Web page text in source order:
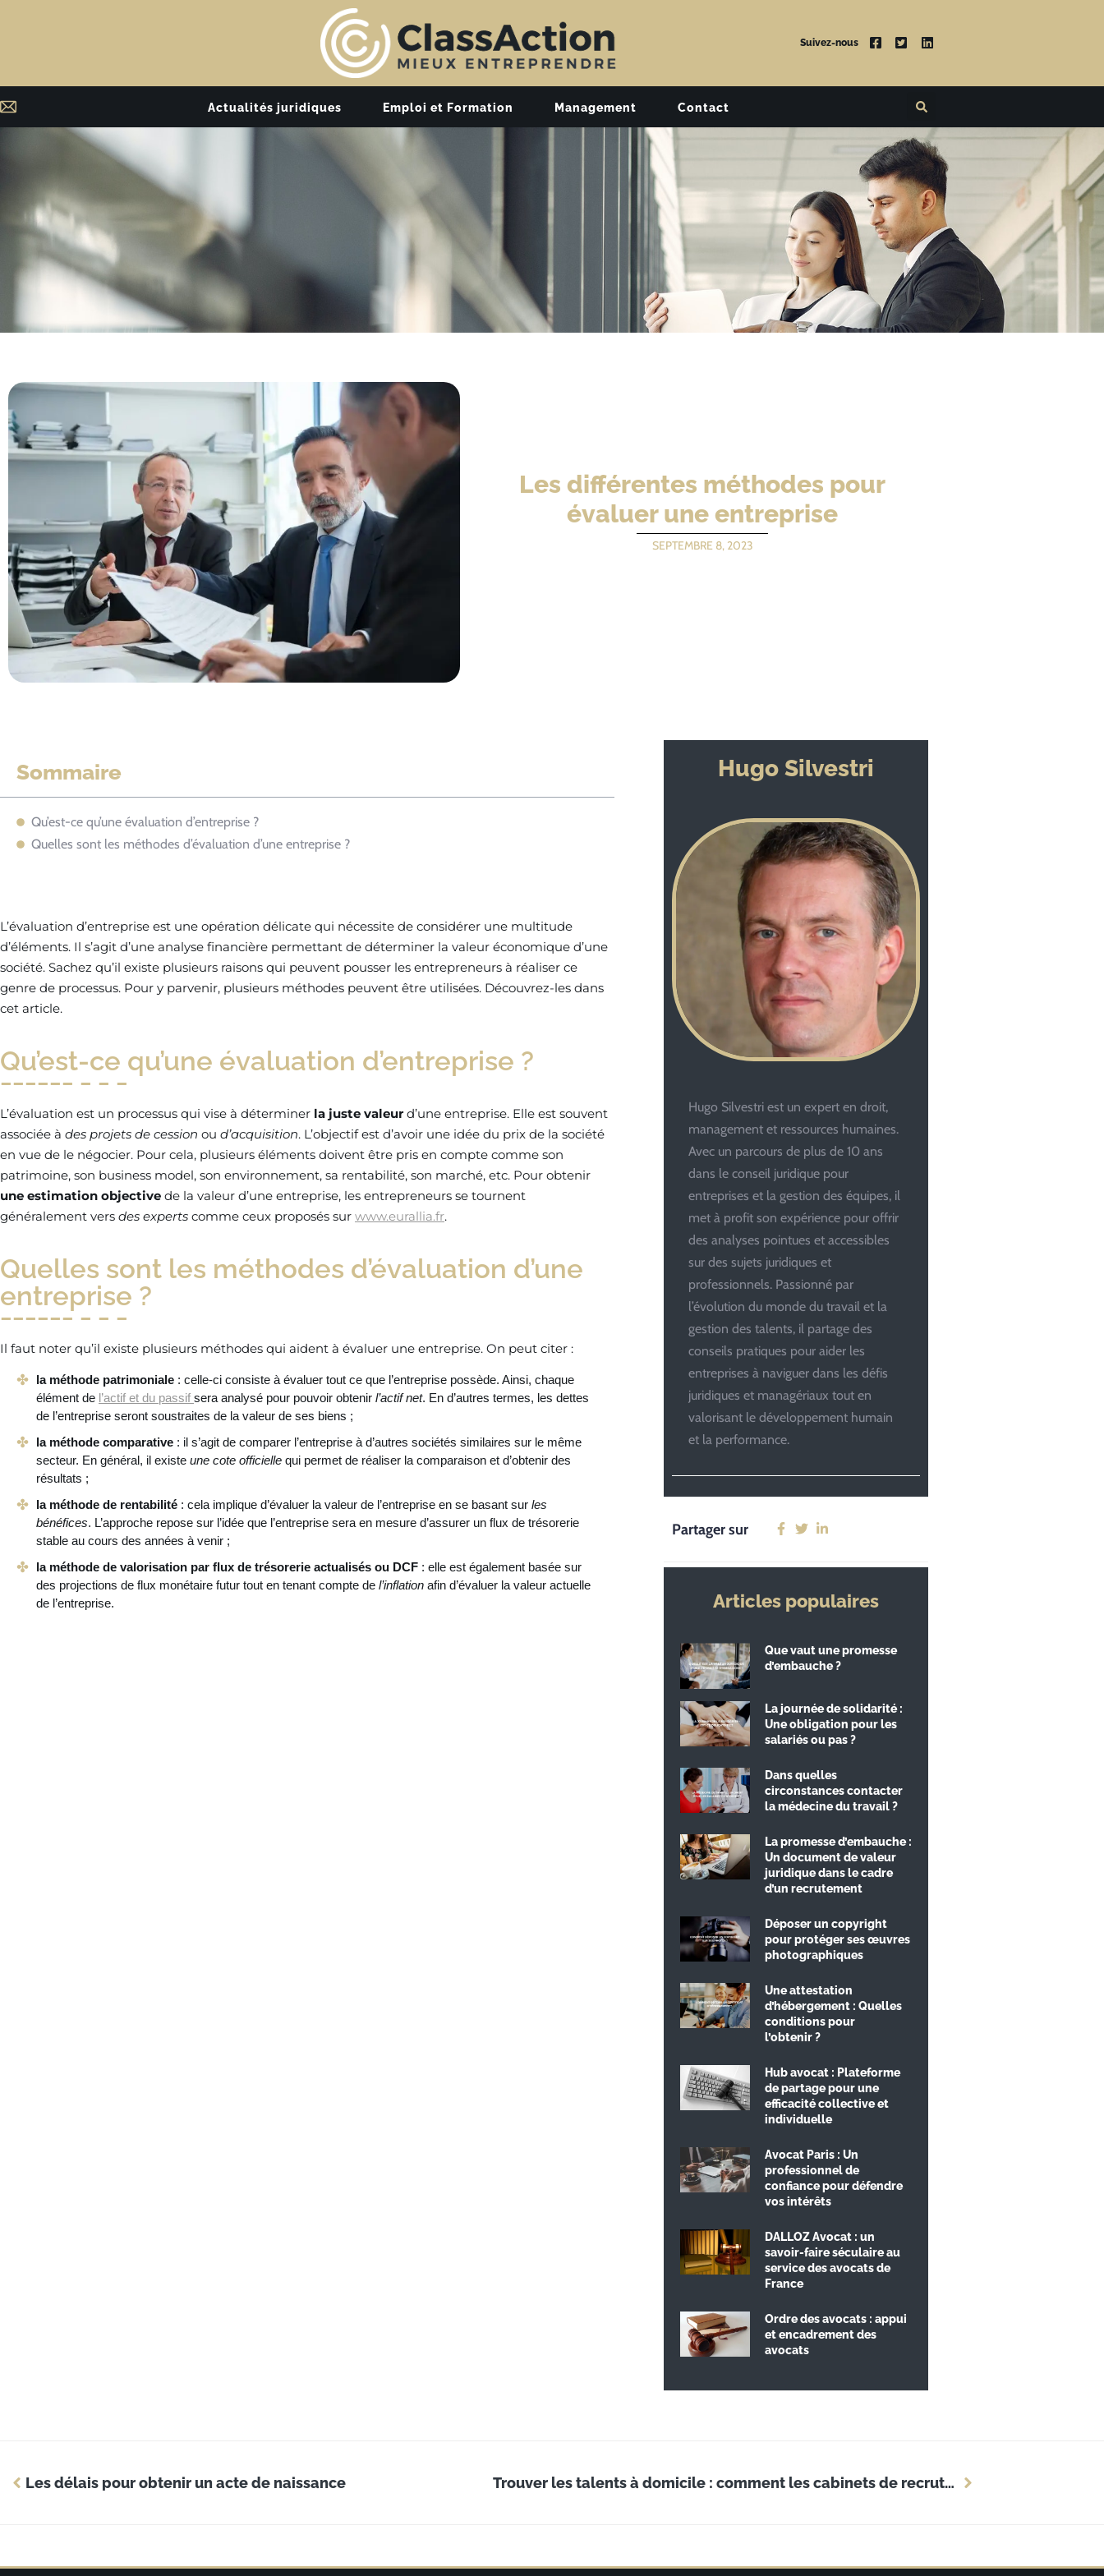
Suivez-nous
Actualités juridiques Emploi et Formation Management Contact
Les différentes méthodes pour
évaluer une entreprise
SEPTEMBRE 8, 2023
Sommaire
Qu’est-ce qu’une évaluation d’entreprise ?
Quelles sont les méthodes d’évaluation d’une entreprise ?
L’évaluation d’entreprise est une opération délicate qui nécessite de considérer une multitude
d’éléments. Il s’agit d’une analyse financière permettant de déterminer la valeur économique d’une
société. Sachez qu’il existe plusieurs raisons qui peuvent pousser les entrepreneurs à réaliser ce
genre de processus. Pour y parvenir, plusieurs méthodes peuvent être utilisées. Découvrez-les dans
cet article.
Qu’est-ce qu’une évaluation d’entreprise ?
L’évaluation est un processus qui vise à déterminer la juste valeur d’une entreprise. Elle est souvent
associée à des projets de cession ou d’acquisition. L’objectif est d’avoir une idée du prix de la société
en vue de le négocier. Pour cela, plusieurs éléments doivent être pris en compte comme son
patrimoine, son business model, son environnement, sa rentabilité, son marché, etc. Pour obtenir
une estimation objective de la valeur d’une entreprise, les entrepreneurs se tournent
généralement vers des experts comme ceux proposés sur www.eurallia.fr.
Quelles sont les méthodes d’évaluation d’une
entreprise ?
Il faut noter qu’il existe plusieurs méthodes qui aident à évaluer une entreprise. On peut citer :
la méthode patrimoniale : celle-ci consiste à évaluer tout ce que l’entreprise possède. Ainsi, chaque
élément de l’actif et du passif sera analysé pour pouvoir obtenir l’actif net. En d’autres termes, les dettes
de l’entreprise seront soustraites de la valeur de ses biens ;
la méthode comparative : il s’agit de comparer l’entreprise à d’autres sociétés similaires sur le même
secteur. En général, il existe une cote officielle qui permet de réaliser la comparaison et d’obtenir des
résultats ;
la méthode de rentabilité : cela implique d’évaluer la valeur de l’entreprise en se basant sur les
bénéfices. L’approche repose sur l’idée que l’entreprise sera en mesure d’assurer un flux de trésorerie
stable au cours des années à venir ;
la méthode de valorisation par flux de trésorerie actualisés ou DCF : elle est également basée sur
des projections de flux monétaire futur tout en tenant compte de l’inflation afin d’évaluer la valeur actuelle
de l’entreprise.
Hugo Silvestri
Hugo Silvestri est un expert en droit,
management et ressources humaines.
Avec un parcours de plus de 10 ans
dans le conseil juridique pour
entreprises et la gestion des équipes, il
met à profit son expérience pour offrir
des analyses pointues et accessibles
sur des sujets juridiques et
professionnels. Passionné par
l’évolution du monde du travail et la
gestion des talents, il partage des
conseils pratiques pour aider les
entreprises à naviguer dans les défis
juridiques et managériaux tout en
valorisant le développement humain
et la performance.
Partager sur
Articles populaires
Que vaut une promesse
d’embauche ?
La journée de solidarité :
Une obligation pour les
salariés ou pas ?
Dans quelles
circonstances contacter
la médecine du travail ?
La promesse d’embauche :
Un document de valeur
juridique dans le cadre
d’un recrutement
Déposer un copyright
pour protéger ses œuvres
photographiques
Une attestation
d’hébergement : Quelles
conditions pour
l’obtenir ?
Hub avocat : Plateforme
de partage pour une
efficacité collective et
individuelle
Avocat Paris : Un
professionnel de
confiance pour défendre
vos intérêts
DALLOZ Avocat : un
savoir-faire séculaire au
service des avocats de
France
Ordre des avocats : appui
et encadrement des
avocats
Les délais pour obtenir un acte de naissance Trouver les talents à domicile : comment les cabinets de recrutement régionaux font la différence